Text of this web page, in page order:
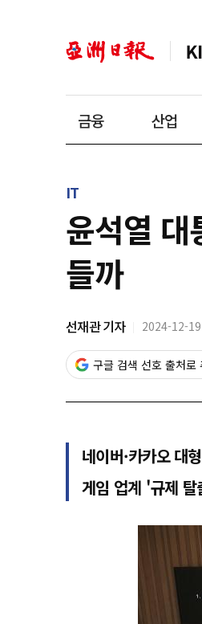
금융 산업
IT
윤석열
들까
선재관 기자 2024-12-
구글 검색 선호 출처로
네이버·카카오 대
게임 업계 '규제